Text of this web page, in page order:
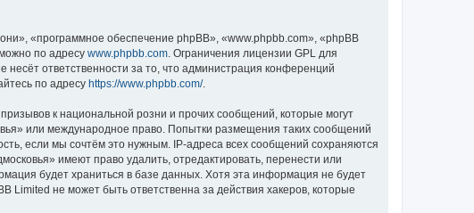
«программное обеспечение phpBB», «www.phpbb.com», «phpBB
по адресу www.phpbb.com . Ограничения лицензии GPL для
ответственности за то, что администрация конференций
по адресу https://www.phpbb.com/.
к национальной розни и прочих сообщений, которые могут
или международное право. Попытки размещения таких сообщений
если мы сочтём это нужным. IP-адреса всех сообщений сохраняются
имеют право удалить, отредактировать, перенести или
будет храниться в базе данных. Хотя эта информация не будет
не может быть ответственна за действия хакеров, которые